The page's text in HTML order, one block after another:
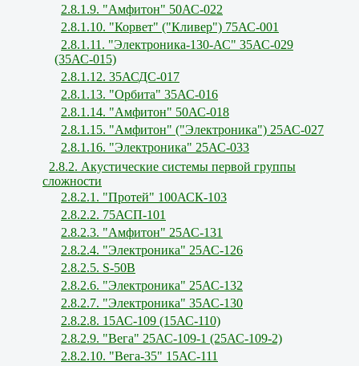
2.8.1.9. "Амфитон" 50АС-022
2.8.1.10. "Корвет" ("Кливер") 75АС-001
2.8.1.11. "Электроника-130-АС" 35АС-029
(35АС-015)
2.8.1.12. 35АСДС-017
2.8.1.13. "Орбита" 35АС-016
2.8.1.14. "Амфитон" 50АС-018
2.8.1.15. "Амфитон" ("Электроника") 25АС-027
2.8.1.16. "Электроника" 25АС-033
2.8.2. Акустические системы первой группы
сложности
2.8.2.1. "Протей" 100АСК-103
2.8.2.2. 75АСП-101
2.8.2.3. "Амфитон" 25АС-131
2.8.2.4. "Электроника" 25АС-126
2.8.2.5. S-50В
2.8.2.6. "Электроника" 25АС-132
2.8.2.7. "Электроника" 35АС-130
2.8.2.8. 15АС-109 (15АС-110)
2.8.2.9. "Вега" 25АС-109-1 (25АС-109-2)
2.8.2.10. "Вега-35" 15АС-111